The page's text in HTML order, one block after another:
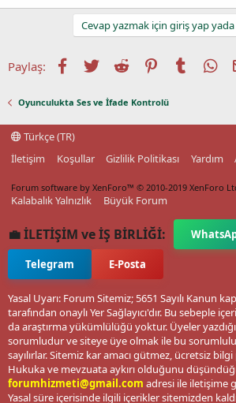
Cevap yazmak için giriş yap yada
Paylaş: Facebook
TwitterReddit PinterestTumblr
Oyunculukta Ses ve İfade Kontrolü
Türkçe (TR)
İletişim
Koşullar Gizlilik Politikası Yardım
Forum software by XenForo™ © 2010-2019 XenForo
Kalabalık Yalnızlık Büyük Forum
💼 İLETİŞİM ve İŞ BİRLİĞİ:
Telegram E-Posta
Yasal Uyarı: Forum Sitemiz; 5651 Sayılı Kanun
tarafından onaylı Yer Sağlayıcı'dır. Bu sebeple
da araştırma yükümlülüğü yoktur. Üyeler
sorumludur ve siteye üye olmak ile bu
sayılırlar. Sitemiz kar amacı gütmez, ücretsiz
Hukuka ve mevzuata aykırı olduğunu
forumhizmeti@gmail.com adresi ile iletişime
Yasal süre içerisinde ilgili içerikler sitemizden